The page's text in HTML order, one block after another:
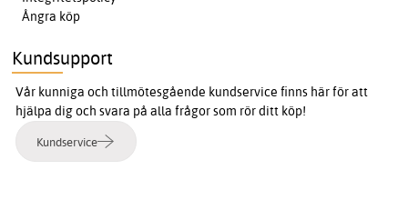
Ångra köp
Kundsupport
Vår kunniga och tillmötesgående kundservice finns här för att
hjälpa dig och svara på alla frågor som rör ditt köp!
Kundservice